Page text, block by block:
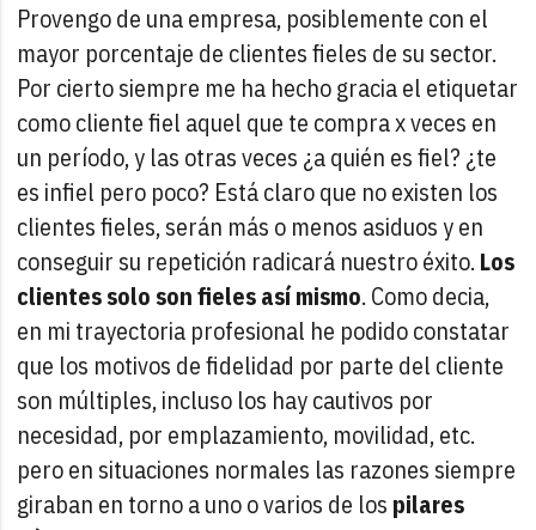
Provengo de una empresa, posiblemente con el
mayor porcentaje de clientes fieles de su sector.
Por cierto siempre me ha hecho gracia el etiquetar
como cliente fiel aquel que te compra x veces en
un período, y las otras veces ¿a quién es fiel? ¿te
es infiel pero poco? Está claro que no existen los
clientes fieles, serán más o menos asiduos y en
conseguir su repetición radicará nuestro éxito. Los
clientes solo son fieles así mismo. Como decia,
en mi trayectoria profesional he podido constatar
que los motivos de fidelidad por parte del cliente
son múltiples, incluso los hay cautivos por
necesidad, por emplazamiento, movilidad, etc.
pero en situaciones normales las razones siempre
giraban en torno a uno o varios de los pilares